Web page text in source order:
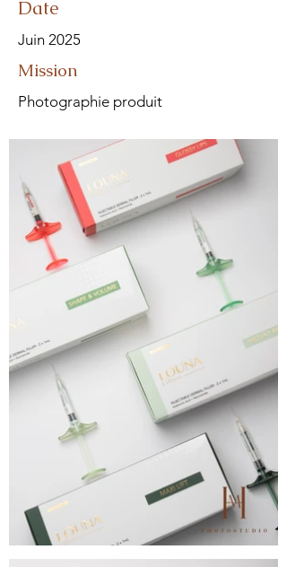
Date
Juin 2025
Mission
Photographie produit